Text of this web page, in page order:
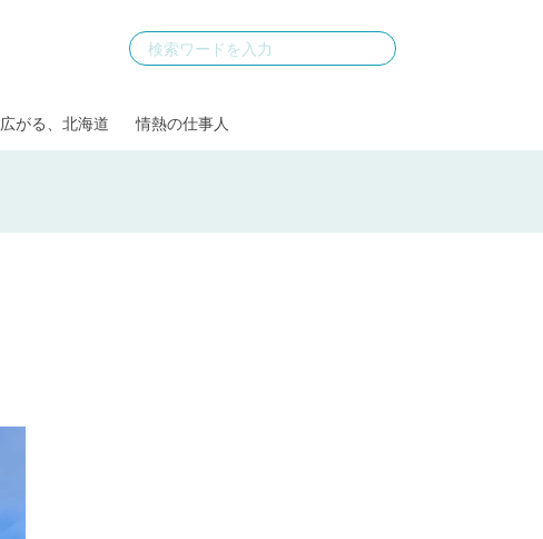
広がる、北海道 情熱の仕事人